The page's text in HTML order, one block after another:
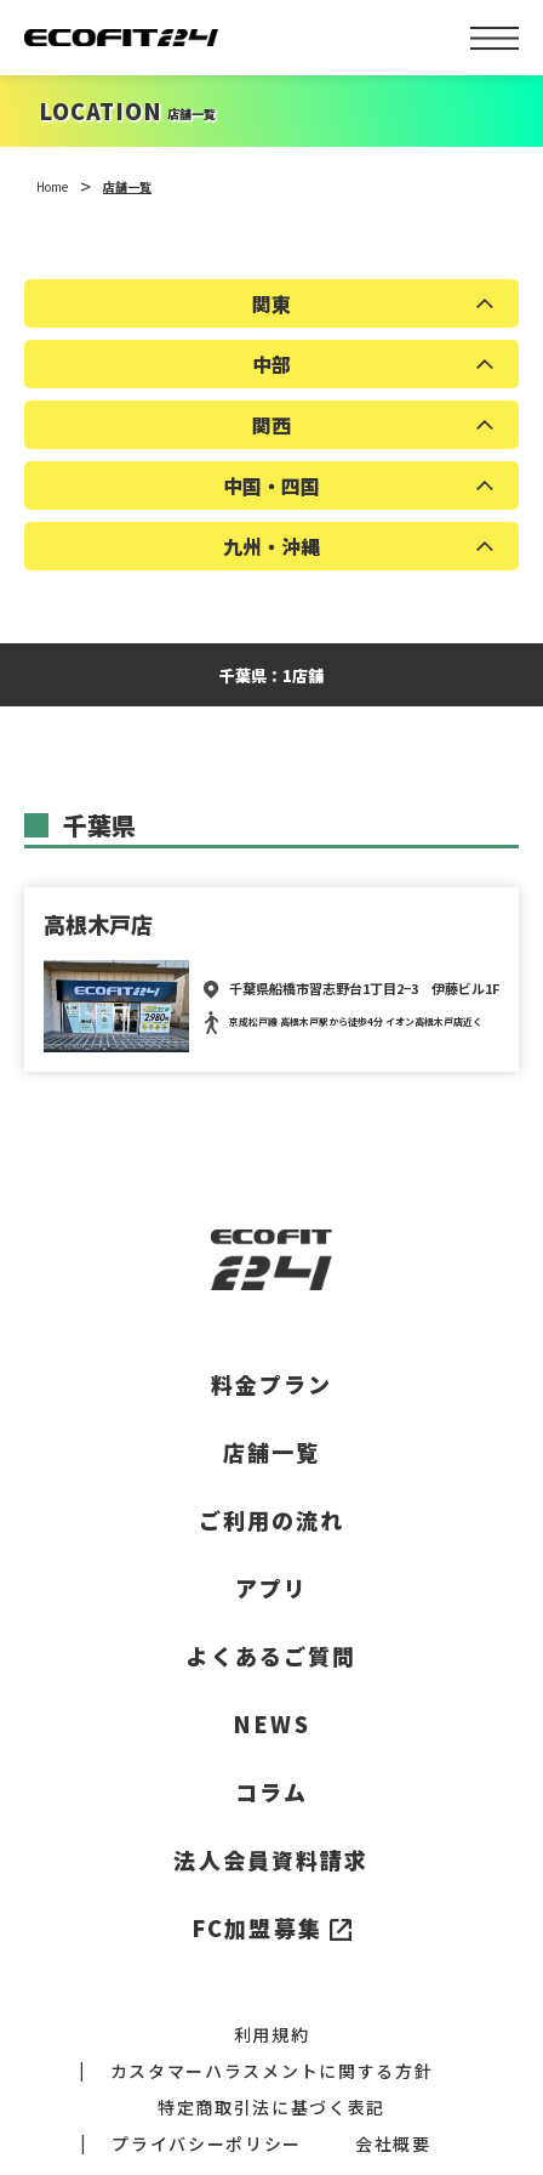
LOCATION 店舗一覧
Home 店舗一覧
関東
神奈川県
中部
三重県
関西
京都府 大阪府 奈良県
中国・四国
広島県
九州・沖縄
千葉県：1店舗
千葉県
高根木戸店
千葉県船橋市習志野台1丁目2−3 伊藤ビル1F
京成松戸線 高根木戸駅から徒歩4分 イオン高根木戸店近く
料金プラン
店舗一覧
ご利用の流れ
アプリ
よくあるご質問
NEWS
コラム
法人会員資料請求
FC加盟募集
利用規約
カスタマーハラスメントに関する方針
特定商取引法に基づく表記
プライバシーポリシー
会社概要